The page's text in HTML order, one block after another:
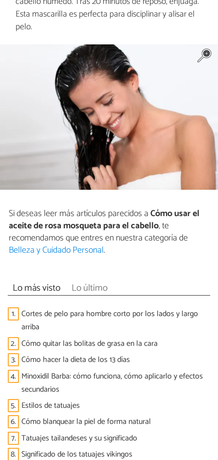
Esta mascarilla es perfecta para disciplinar y alisar el
pelo.
Si deseas leer más artículos parecidos aCómo usar el
aceite de rosa mosqueta para el cabello, te
recomendamos que entres en nuestra categoría de
Belleza y Cuidado Personal.
Lo más visto Lo último
1. Cortes de pelo para hombre corto por los lados y largo
arriba
2. Cómo quitar las bolitas de grasa en la cara
3. Cómo hacer la dieta de los 13 días
4. Minoxidil Barba: cómo funciona, cómo aplicarlo y efectos
secundarios
5. Estilos de tatuajes
6. Cómo blanquear la piel de forma natural
7. Tatuajes tailandeses y su significado
8. Significado de los tatuajes vikingos